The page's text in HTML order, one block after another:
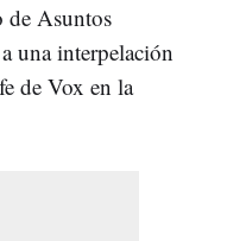
de Asuntos
una interpelación
de Vox en la